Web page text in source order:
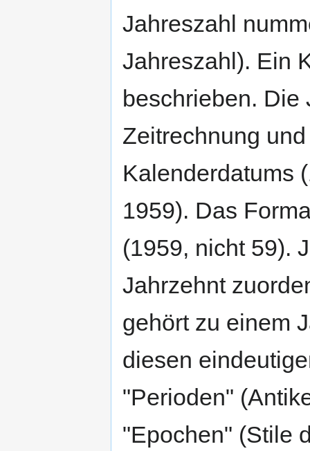
Jahreszahl
Jahreszahl). Ein
beschrieben. Die
Zeitrechnung
Kalenderdatums
1959). Das
(1959, nicht 59).
Jahrzehnt
gehört zu einem
diesen
"Perioden"
"Epochen" (Stile